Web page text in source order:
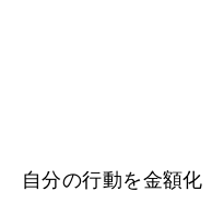
自分の行動を金額化